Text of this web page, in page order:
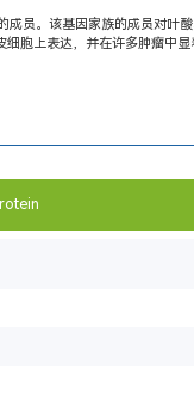
。该基因家族的成员对叶
胞上表达，并在许多肿瘤中显